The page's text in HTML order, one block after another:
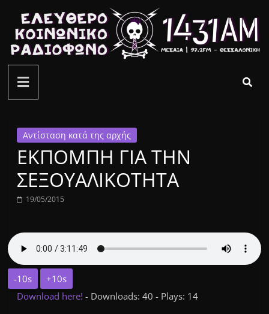
περιεχόμενο
ελεύθερο
κοινωνικό
ραδιόφωνο
1431AM
Αντίσταση κατά της αρχής
ΕΚΠΟΜΠΗ ΓΙΑ ΤΗΝ
ΣΕΞΟΥΑΛΙΚΟΤΗΤΑ
19/05/2015
-10s
+10s
Download here!- Downloads: 40 - Plays: 14